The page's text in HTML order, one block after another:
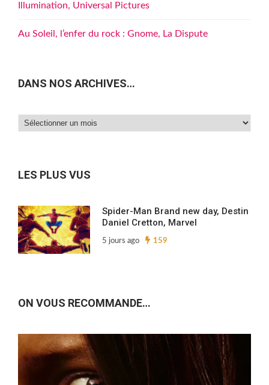
Illumination, Universal Pictures
Au Soleil, l’enfer du rock : Gnome, La Dispute
DANS NOS ARCHIVES…
Dans
LES PLUS VUS
Spider-Man Brand new day, Destin
Daniel Cretton, Marvel
5 jours ago 159
ON VOUS RECOMMANDE…